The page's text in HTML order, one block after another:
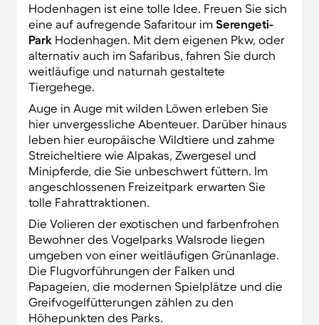
Hodenhagen ist eine tolle Idee. Freuen Sie sich
eine auf aufregende Safaritour im Serengeti-
Park Hodenhagen. Mit dem eigenen Pkw, oder
alternativ auch im Safaribus, fahren Sie durch
weitläufige und naturnah gestaltete
Tiergehege.
Auge in Auge mit wilden Löwen erleben Sie
hier unvergessliche Abenteuer. Darüber hinaus
leben hier europäische Wildtiere und zahme
Streicheltiere wie Alpakas, Zwergesel und
Minipferde, die Sie unbeschwert füttern. Im
angeschlossenen Freizeitpark erwarten Sie
tolle Fahrattraktionen.
Die Volieren der exotischen und farbenfrohen
Bewohner des Vogelparks Walsrode liegen
umgeben von einer weitläufigen Grünanlage.
Die Flugvorführungen der Falken und
Papageien, die modernen Spielplätze und die
Greifvogelfütterungen zählen zu den
Höhepunkten des Parks.